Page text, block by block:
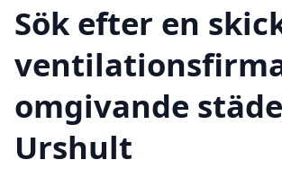
Sök efter en
omgivande
Urshult